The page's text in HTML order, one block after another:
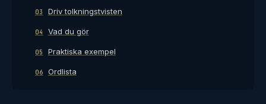
03 Driv tolkningstvisten
04 Vad du gör
05 Praktiska exempel
06 Ordlista